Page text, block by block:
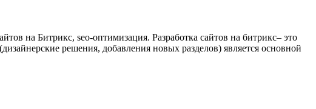
на Битрикс, seo-оптимизация. Разработка сайтов на битрикс– это
решения, добавления новых разделов) является основной